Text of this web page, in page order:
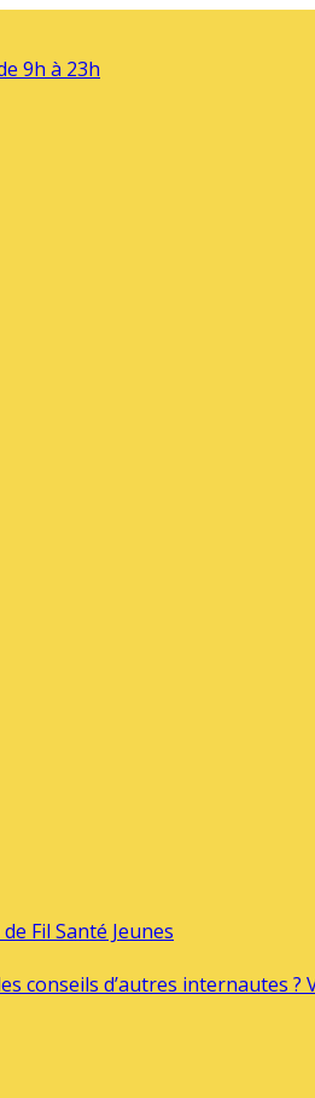
9h à 23h
Fil Santé Jeunes
conseils d’autres internautes